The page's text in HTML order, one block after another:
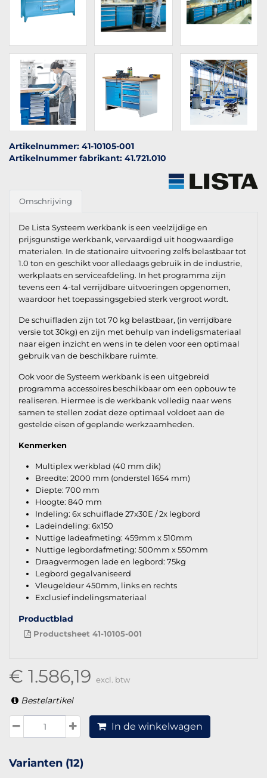
Artikelnummer: 41-10105-001
Artikelnummer fabrikant: 41.721.010
Omschrijving
De Lista Systeem werkbank is een veelzijdige en
prijsgunstige werkbank, vervaardigd uit hoogwaardige
materialen. In de stationaire uitvoering zelfs belastbaar tot
1.0 ton en geschikt voor alledaags gebruik in de industrie,
werkplaats en serviceafdeling. In het programma zijn
tevens een 4-tal verrijdbare uitvoeringen opgenomen,
waardoor het toepassingsgebied sterk vergroot wordt.
De schuifladen zijn tot 70 kg belastbaar, (in verrijdbare
versie tot 30kg) en zijn met behulp van indeligsmateriaal
naar eigen inzicht en wens in te delen voor een optimaal
gebruik van de beschikbare ruimte.
Ook voor de Systeem werkbank is een uitgebreid
programma accessoires beschikbaar om een opbouw te
realiseren. Hiermee is de werkbank volledig naar wens
samen te stellen zodat deze optimaal voldoet aan de
gestelde eisen of geplande werkzaamheden.
Kenmerken
Multiplex werkblad (40 mm dik)
Breedte: 2000 mm (onderstel 1654 mm)
Diepte: 700 mm
Hoogte: 840 mm
Indeling: 6x schuiflade 27x30E / 2x legbord
Ladeindeling: 6x150
Nuttige ladeafmeting: 459mm x 510mm
Nuttige legbordafmeting: 500mm x 550mm
Draagvermogen lade en legbord: 75kg
Legbord gegalvaniseerd
Vleugeldeur 450mm, links en rechts
Exclusief indelingsmateriaal
Productblad
Productsheet 41-10105-001
€ 1.586,19 excl. btw
Bestelartikel
In de winkelwagen
Varianten (12)